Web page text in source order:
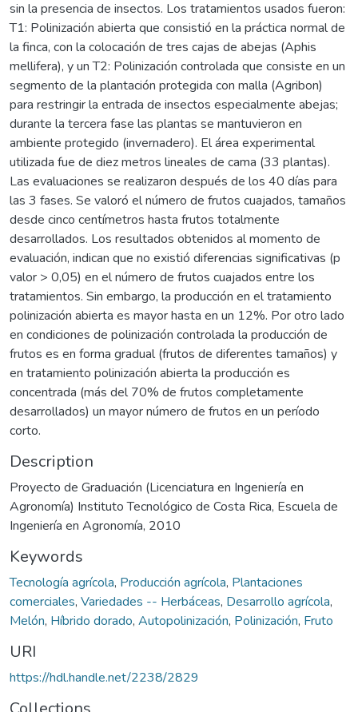
sin la presencia de insectos. Los tratamientos usados fueron:
T1: Polinización abierta que consistió en la práctica normal de
la finca, con la colocación de tres cajas de abejas (Aphis
mellifera), y un T2: Polinización controlada que consiste en un
segmento de la plantación protegida con malla (Agribon)
para restringir la entrada de insectos especialmente abejas;
durante la tercera fase las plantas se mantuvieron en
ambiente protegido (invernadero). El área experimental
utilizada fue de diez metros lineales de cama (33 plantas).
Las evaluaciones se realizaron después de los 40 días para
las 3 fases. Se valoró el número de frutos cuajados, tamaños
desde cinco centímetros hasta frutos totalmente
desarrollados. Los resultados obtenidos al momento de
evaluación, indican que no existió diferencias significativas (p
valor > 0,05) en el número de frutos cuajados entre los
tratamientos. Sin embargo, la producción en el tratamiento
polinización abierta es mayor hasta en un 12%. Por otro lado
en condiciones de polinización controlada la producción de
frutos es en forma gradual (frutos de diferentes tamaños) y
en tratamiento polinización abierta la producción es
concentrada (más del 70% de frutos completamente
desarrollados) un mayor número de frutos en un período
corto.
Description
Proyecto de Graduación (Licenciatura en Ingeniería en
Agronomía) Instituto Tecnológico de Costa Rica, Escuela de
Ingeniería en Agronomía, 2010
Keywords
Tecnología agrícola, Producción agrícola, Plantaciones
comerciales, Variedades -- Herbáceas, Desarrollo agrícola,
Melón, Híbrido dorado, Autopolinización, Polinización, Fruto
URI
https://hdl.handle.net/2238/2829